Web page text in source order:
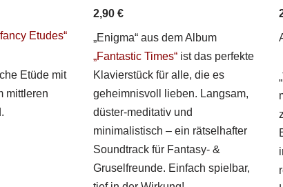
fancy Etudes“
Etüde mit
mittleren
2,90€
„Enigma“ aus dem Album
„Fantastic Times“ ist das perfekte
Klavierstück für alle, die es
geheimnisvoll lieben. Langsam,
düster-meditativ und
minimalistisch – ein rätselhafter
Soundtrack für Fantasy- &
Gruselfreunde. Einfach spielbar,